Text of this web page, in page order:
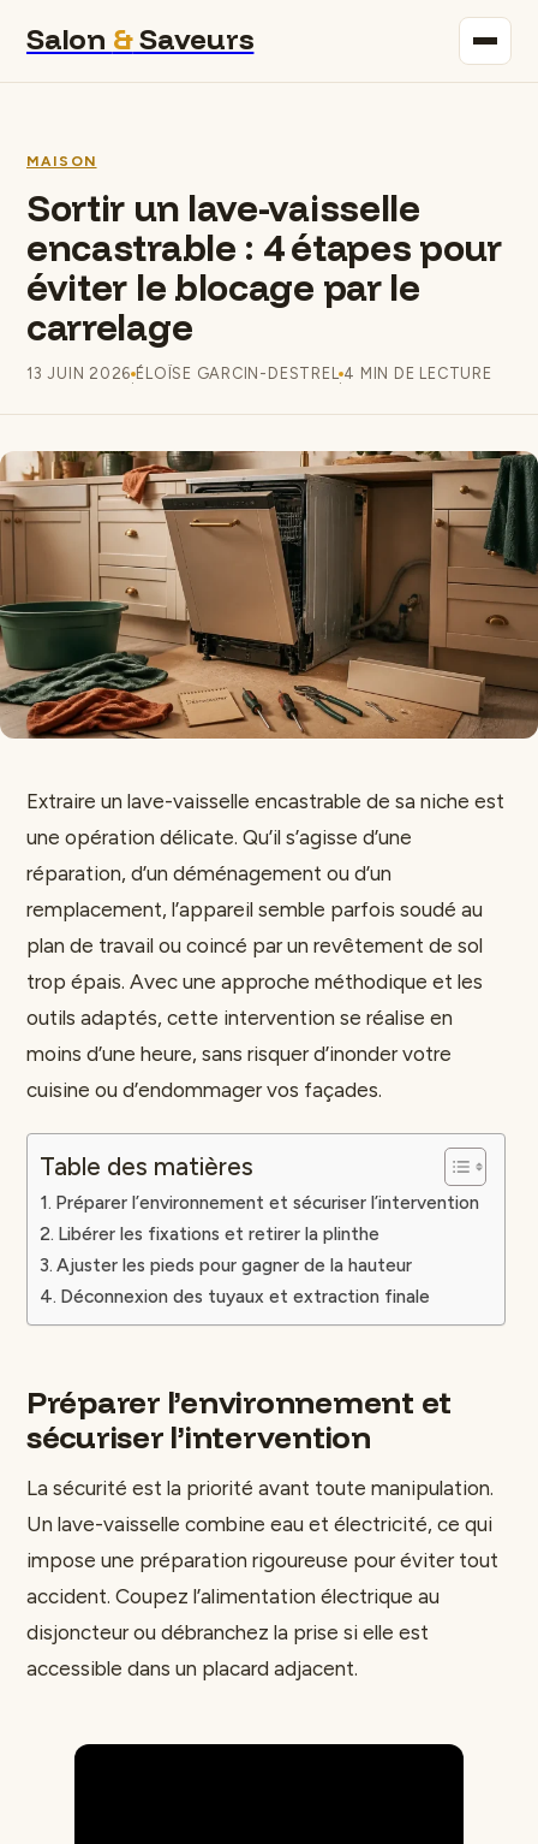
Salon &Saveurs
Gastronomie
Bricolage
Déco
MAISON
Sortir un lave-vaisselle
encastrable : 4 étapes pour
éviter le blocage par le
carrelage
13 JUIN 2026·ÉLOÏSE GARCIN-DESTREL·4 MIN DE LECTURE
Extraire un lave-vaisselle encastrable de sa niche est
une opération délicate. Qu’il s’agisse d’une
réparation, d’un déménagement ou d’un
remplacement, l’appareil semble parfois soudé au
plan de travail ou coincé par un revêtement de sol
trop épais. Avec une approche méthodique et les
outils adaptés, cette intervention se réalise en
moins d’une heure, sans risquer d’inonder votre
cuisine ou d’endommager vos façades.
Table des matières
Préparer l’environnement et sécuriser l’intervention
Libérer les fixations et retirer la plinthe
Ajuster les pieds pour gagner de la hauteur
Déconnexion des tuyaux et extraction finale
Préparer l’environnement et
sécuriser l’intervention
La sécurité est la priorité avant toute manipulation.
Un lave-vaisselle combine eau et électricité, ce qui
impose une préparation rigoureuse pour éviter tout
accident. Coupez l’alimentation électrique au
disjoncteur ou débranchez la prise si elle est
accessible dans un placard adjacent.